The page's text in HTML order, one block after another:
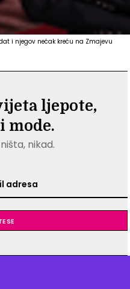
i njegov nećak kreću na Zmajevu
ljepote,
mode.
nikad.
se